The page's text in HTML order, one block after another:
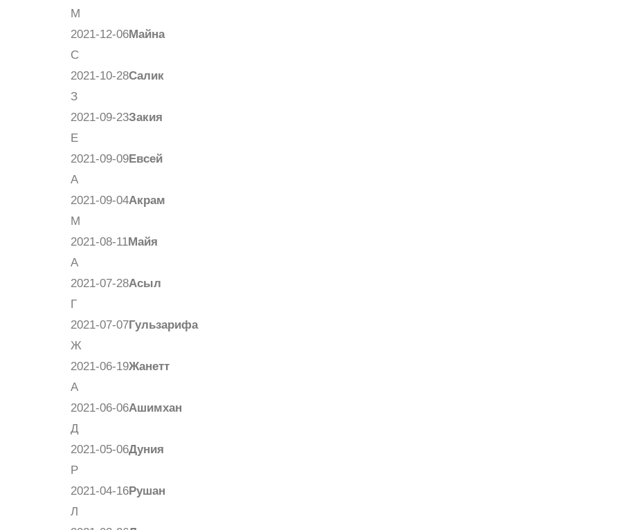
М
2021-12-06Майна
С
2021-10-28Салик
З
2021-09-23Закия
Е
2021-09-09Евсей
А
2021-09-04Акрам
М
2021-08-11Майя
А
2021-07-28Асыл
Г
2021-07-07Гульзарифа
Ж
2021-06-19Жанетт
А
2021-06-06Ашимхан
Д
2021-05-06Дуния
Р
2021-04-16Рушан
Л